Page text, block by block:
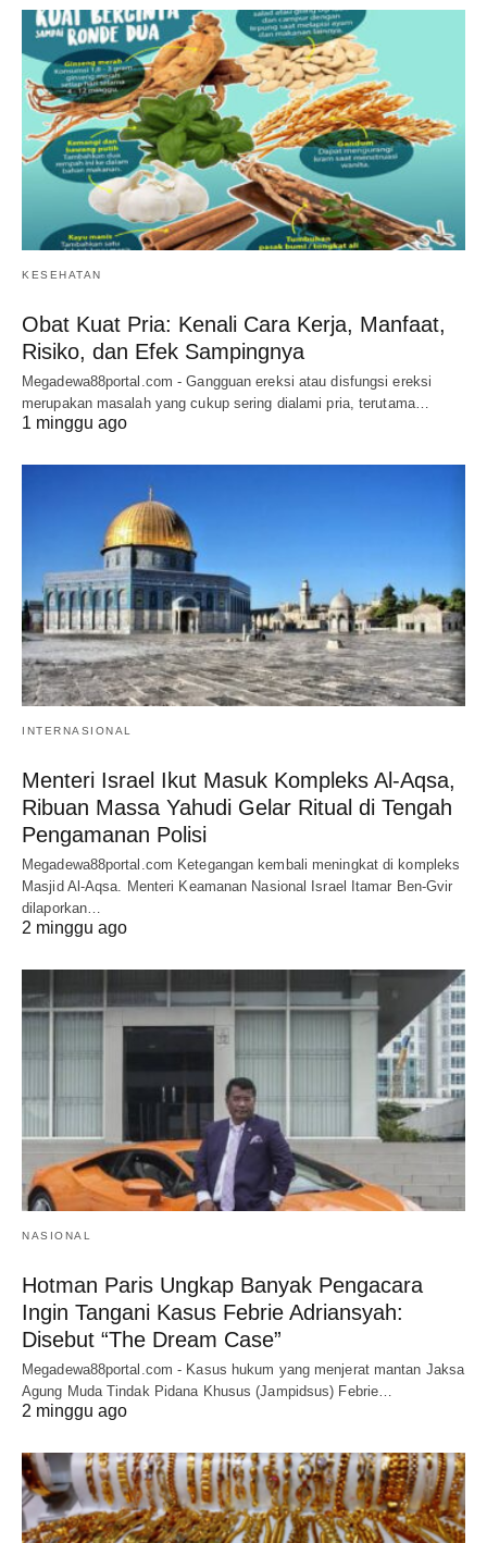
KESEHATAN
Obat Kuat Pria: Kenali Cara Kerja, Manfaat,
Risiko, dan Efek Sampingnya
Megadewa88portal.com - Gangguan ereksi atau disfungsi ereksi
merupakan masalah yang cukup sering dialami pria, terutama…
1 minggu ago
INTERNASIONAL
Menteri Israel Ikut Masuk Kompleks Al-Aqsa,
Ribuan Massa Yahudi Gelar Ritual di Tengah
Pengamanan Polisi
Megadewa88portal.com Ketegangan kembali meningkat di kompleks
Masjid Al-Aqsa. Menteri Keamanan Nasional Israel Itamar Ben-Gvir
dilaporkan…
2 minggu ago
NASIONAL
Hotman Paris Ungkap Banyak Pengacara
Ingin Tangani Kasus Febrie Adriansyah:
Disebut “The Dream Case”
Megadewa88portal.com - Kasus hukum yang menjerat mantan Jaksa
Agung Muda Tindak Pidana Khusus (Jampidsus) Febrie…
2 minggu ago